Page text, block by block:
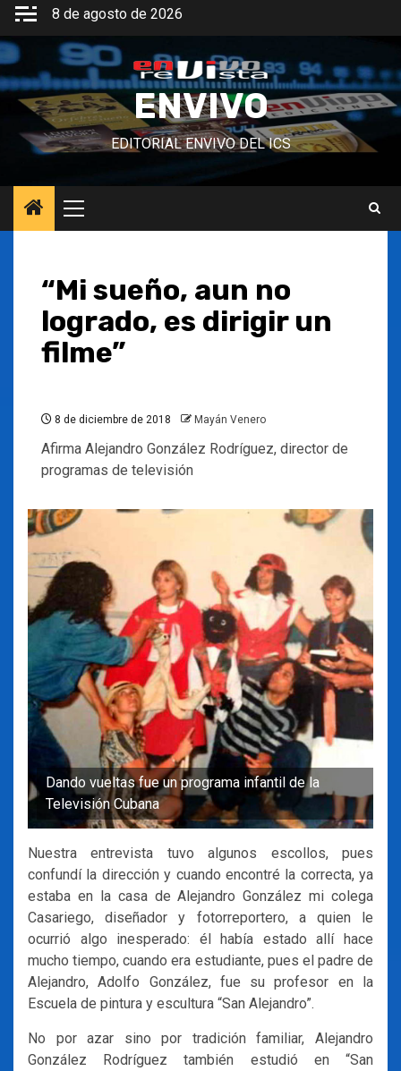
Saltar
contenido
8 de agosto de 2026
ENVIVO
EDITORIAL ENVIVO DEL ICS
Menú
principal
“Mi sueño, aun no
logrado, es dirigir un
filme”
8 de diciembre de 2018 Mayán Venero
Afirma Alejandro González Rodríguez, director de
programas de televisión
Dando vueltas fue un programa infantil de la
Televisión Cubana
Nuestra entrevista tuvo algunos escollos, pues
confundí la dirección y cuando encontré la correcta, ya
estaba en la casa de Alejandro González mi colega
Casariego, diseñador y fotorreportero, a quien le
ocurrió algo inesperado: él había estado allí hace
mucho tiempo, cuando era estudiante, pues el padre de
Alejandro, Adolfo González, fue su profesor en la
Escuela de pintura y escultura “San Alejandro”.
No por azar sino por tradición familiar, Alejandro
González Rodríguez también estudió en “San